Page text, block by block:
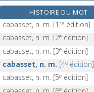
cabillot, n. m.
cabine, n. f.
cabinet, n. m.
Cabires, n. m. pl.[7 édition]
câblage, n. m.
HISTOIRE DU MOT
cabasset, n. m. [1 re édition]
cabasset, n. m. [2e édition]
cabasset, n. m. [3e édition]
cabasset, n. m. [4e édition]
cabasset, n. m. [5e édition]
e